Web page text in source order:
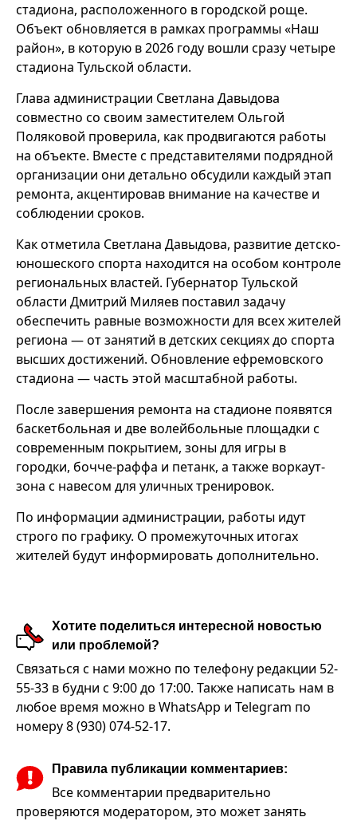
стадиона, расположенного в городской роще.
Объект обновляется в рамках программы «Наш
район», в которую в 2026 году вошли сразу четыре
стадиона Тульской области.
Глава администрации Светлана Давыдова
совместно со своим заместителем Ольгой
Поляковой проверила, как продвигаются работы
на объекте. Вместе с представителями подрядной
организации они детально обсудили каждый этап
ремонта, акцентировав внимание на качестве и
соблюдении сроков.
Как отметила Светлана Давыдова, развитие детско-
юношеского спорта находится на особом контроле
региональных властей. Губернатор Тульской
области Дмитрий Миляев поставил задачу
обеспечить равные возможности для всех жителей
региона — от занятий в детских секциях до спорта
высших достижений. Обновление ефремовского
стадиона — часть этой масштабной работы.
После завершения ремонта на стадионе появятся
баскетбольная и две волейбольные площадки с
современным покрытием, зоны для игры в
городки, бочче-раффа и петанк, а также воркаут-
зона с навесом для уличных тренировок.
По информации администрации, работы идут
строго по графику. О промежуточных итогах
жителей будут информировать дополнительно.
Хотите поделиться интересной новостью
или проблемой?
Связаться с нами можно по телефону редакции 52-
55-33 в будни с 9:00 до 17:00. Также написать нам в
любое время можно в WhatsApp и Telegram по
номеру 8 (930) 074-52-17.
Правила публикации комментариев:
Все комментарии предварительно
проверяются модератором, это может занять